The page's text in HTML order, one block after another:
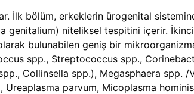
İlk bölüm, erkeklerin ürogenital
genitalium) niteliksel tespitini içerir.
bulunabilen geniş bir
spp., Streptococcus spp.,
Collinsella spp.), Megasphaera spp.
parvum, Micoplasma